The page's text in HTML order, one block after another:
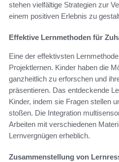
stehen vielfältige Strategien zur
einem positiven Erlebnis zu
Effektive Lernmethoden für
Eine der effektivsten
Projektlernen. Kinder haben die
ganzheitlich zu erforschen und
präsentieren. Das entdeckende
Kinder, indem sie Fragen stellen
stoßen. Die Integration
Arbeiten mit verschiedenen
Lernvergnügen erheblich.
Zusammenstellung von